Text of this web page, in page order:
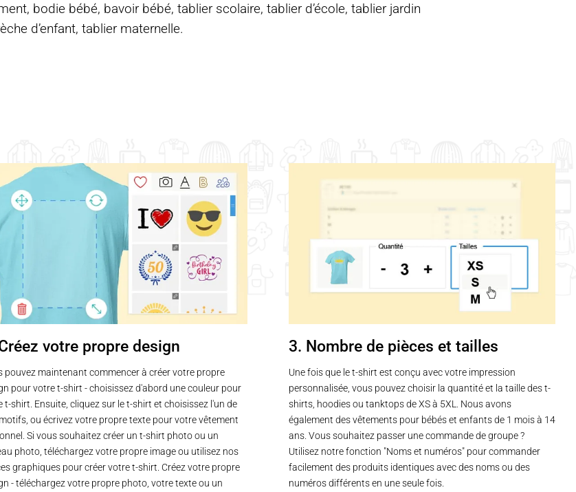
bodie bébé, bavoir bébé, tablier scolaire, tablier d’école, tablier jardin
d’enfant, tablier maternelle.
votre propre design
pouvez maintenant commencer à créer votre propre
pour votre t-shirt - choisissez d'abord une couleur pour
t-shirt. Ensuite, cliquez sur le t-shirt et choisissez l'un de
ou écrivez votre propre texte pour votre vêtement
Si vous souhaitez créer un t-shirt photo ou un
photo, téléchargez votre propre image ou utilisez nos
graphiques pour créer votre t-shirt. Créez votre propre
- téléchargez votre propre photo, votre texte ou un
3. Nombre de pièces et tailles
Une fois que le t-shirt est conçu avec votre impression
personnalisée, vous pouvez choisir la quantité et la taille des t-
shirts, hoodies ou tanktops de XS à 5XL. Nous avons
également des vêtements pour bébés et enfants de 1 mois à 14
ans. Vous souhaitez passer une commande de groupe ?
Utilisez notre fonction "Noms et numéros" pour commander
facilement des produits identiques avec des noms ou des
numéros différents en une seule fois.